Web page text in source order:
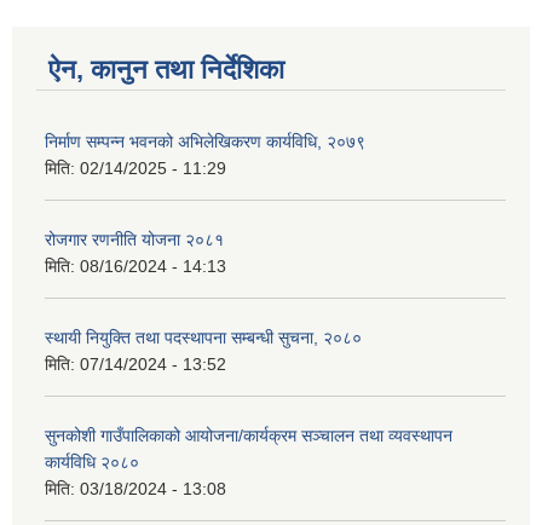
ऐन, कानुन तथा निर्देशिका
निर्माण सम्पन्न भवनको अभिलेखिकरण कार्यविधि, २०७९
मिति: 02/14/2025 - 11:29
रोजगार रणनीति योजना २०८१
मिति: 08/16/2024 - 14:13
स्थायी नियुक्ति तथा पदस्थापना सम्बन्धी सुचना, २०८०
मिति: 07/14/2024 - 13:52
सुनकोशी गाउँपालिकाको आयोजना/कार्यक्रम सञ्चालन तथा व्यवस्थापन
कार्यविधि २०८०
मिति: 03/18/2024 - 13:08